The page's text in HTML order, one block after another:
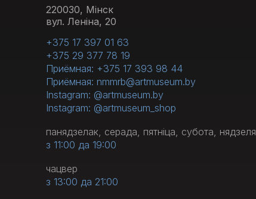
220030, Мінск
вул. Леніна, 20
+375 17 397 01 63
+375 29 377 78 19
Приёмная: +375 17 393 98 44
Приёмная: nmmrb@artmuseum.by
Instagram: @artmuseum.by
Instagram: @artmuseum_shop
панядзелак, серада, пятніца, субота, нядзеля
з 11:00 да 19:00
чацвер
з 13:00 да 21:00